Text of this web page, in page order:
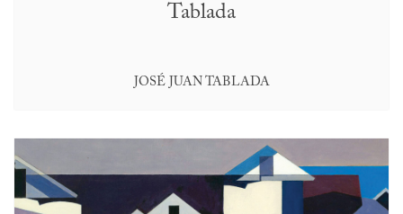
Tablada
JOSÉ JUAN TABLADA